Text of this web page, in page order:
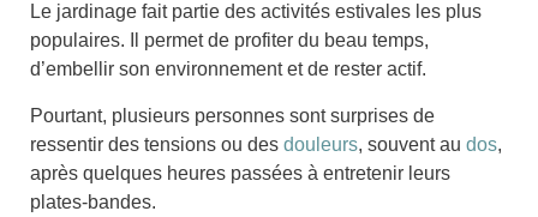
Le jardinage fait partie des activités estivales les plus
populaires. Il permet de profiter du beau temps,
d’embellir son environnement et de rester actif.
Pourtant, plusieurs personnes sont surprises de
ressentir des tensions ou des douleurs, souvent au dos,
après quelques heures passées à entretenir leurs
plates-bandes.